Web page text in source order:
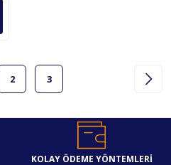
2 3
KOLAY ÖDEME YÖNTEMLERİ